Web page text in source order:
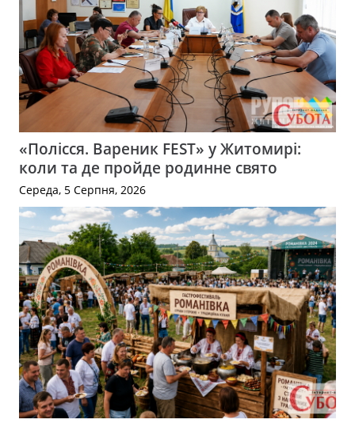
«Полісся. Вареник FEST» у Житомирі:
коли та де пройде родинне свято
Середа, 5 Серпня, 2026